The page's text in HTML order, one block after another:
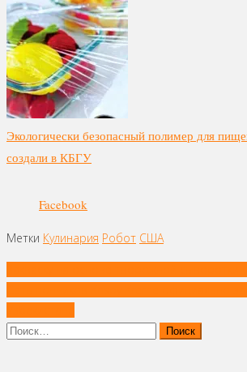
Экологически безопасный полимер для
создали в КБГУ
Facebook
Метки Кулинария Робот США
Найти: